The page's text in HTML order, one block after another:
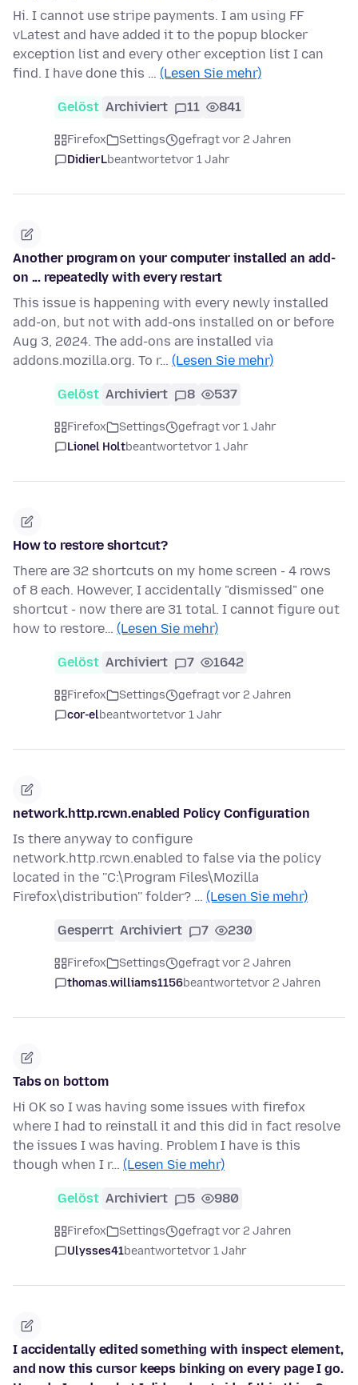
Hi. I cannot use stripe payments. I am using FF
vLatest and have added it to the popup blocker
exception list and every other exception list I can
find. I have done this … (Lesen Sie mehr)
Gelöst Archiviert 11 841
Firefox Settings
gefragt vor 2 Jahren
DidierLbeantwortetvor 1 Jahr
Another program on your computer installed an add-
on ... repeatedly with every restart
This issue is happening with every newly installed
add-on, but not with add-ons installed on or before
Aug 3, 2024. The add-ons are installed via
addons.mozilla.org. To r… (Lesen Sie mehr)
Gelöst Archiviert 8 537
Firefox Settings
gefragt vor 1 Jahr
Lionel Holtbeantwortetvor 1 Jahr
How to restore shortcut?
There are 32 shortcuts on my home screen - 4 rows
of 8 each. However, I accidentally "dismissed" one
shortcut - now there are 31 total. I cannot figure out
how to restore… (Lesen Sie mehr)
Gelöst Archiviert 7 1642
Firefox Settings
gefragt vor 2 Jahren
cor-elbeantwortetvor 1 Jahr
network.http.rcwn.enabled Policy Configuration
Is there anyway to configure
network.http.rcwn.enabled to false via the policy
located in the ''C:\Program Files\Mozilla
Firefox\distribution'' folder? … (Lesen Sie mehr)
Gesperrt Archiviert 7 230
Firefox Settings
gefragt vor 2 Jahren
thomas.williams1156beantwortetvor 2 Jahren
Tabs on bottom
Hi OK so I was having some issues with firefox
where I had to reinstall it and this did in fact resolve
the issues I was having. Problem I have is this
though when I r… (Lesen Sie mehr)
Gelöst Archiviert 5 980
Firefox Settings
gefragt vor 2 Jahren
Ulysses41beantwortetvor 1 Jahr
I accidentally edited something with inspect element,
and now this cursor keeps binking on every page I go.